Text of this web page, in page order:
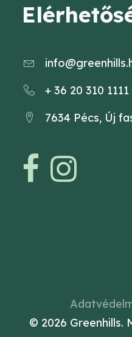
+ 36 20 310 1111
7634 Pécs, Új
© 2026 Greenhills.